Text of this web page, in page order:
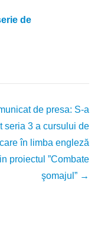
de
de presa: S-a
seria 3 a cursului de
în limba engleză
proiectul ”Combate
şomajul” →